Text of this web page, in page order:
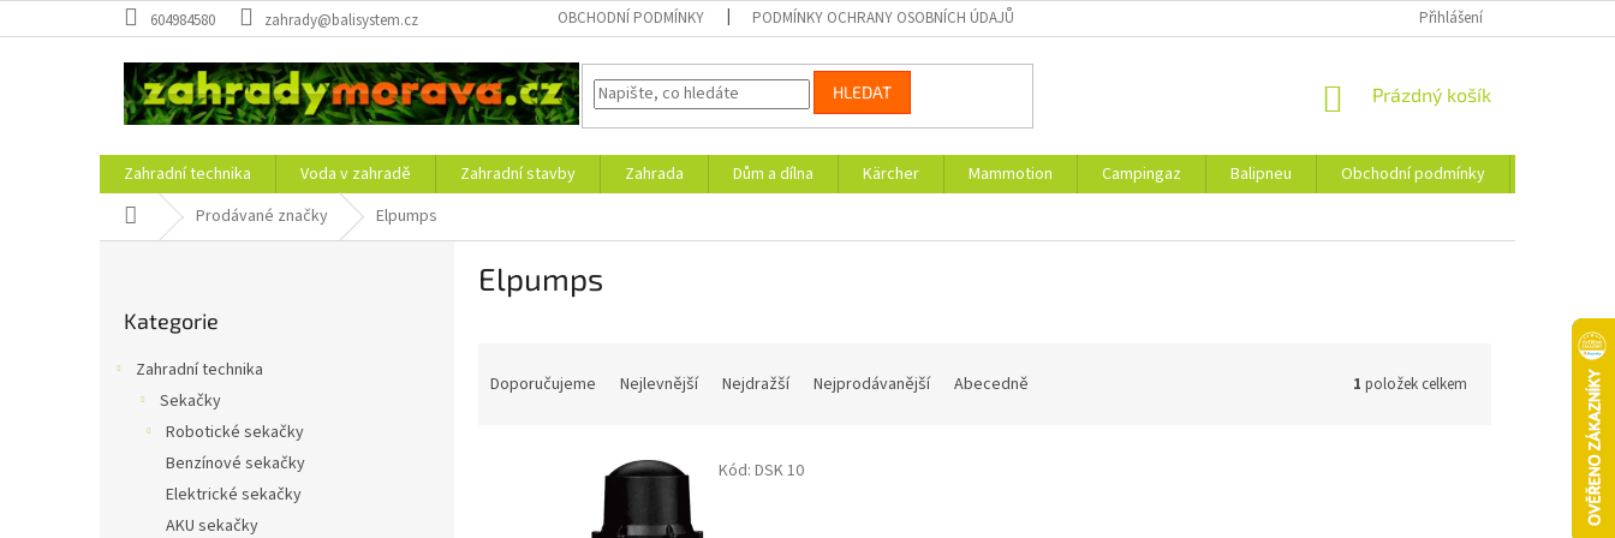
na
604984580 zahrady@balisystem.cz OBCHODNÍ PODMÍNKY PODMÍNKY OCHRANY OSOBNÍCH ÚDAJŮ Přihlášení
HLEDAT
NÁKUPNÍ
Prázdný košík
Zahradní technika Voda v zahradě Zahradní stavby Zahrada Dům a dílna Kärcher Mammotion Campingaz Balipneu Obchodní podmínky
Domů Prodávané značky Elpumps
kategorie
Kategorie
Zahradní technika
Sekačky
Robotické sekačky
Benzínové sekačky
Elektrické sekačky
AKU sekačky
Elpumps
Doporučujeme Nejlevnější Nejdražší Nejprodávanější Abecedně 1 položek celkem
Kód: DSK 10